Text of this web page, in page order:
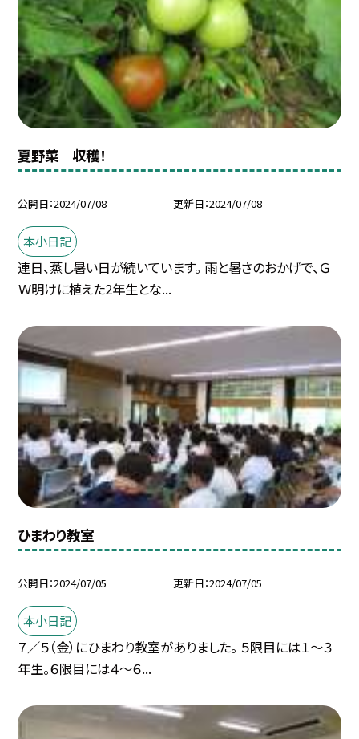
夏野菜 収穫！
公開日 2024/07/08 更新日 2024/07/08
本小日記
連日、蒸し暑い日が続いています。 雨と暑さのおかげで、Ｇ
Ｗ明けに植えた2年生とな...
ひまわり教室
公開日 2024/07/05 更新日 2024/07/05
本小日記
７／５（金）にひまわり教室がありました。 ５限目には１〜３
年生。６限目には４〜６...